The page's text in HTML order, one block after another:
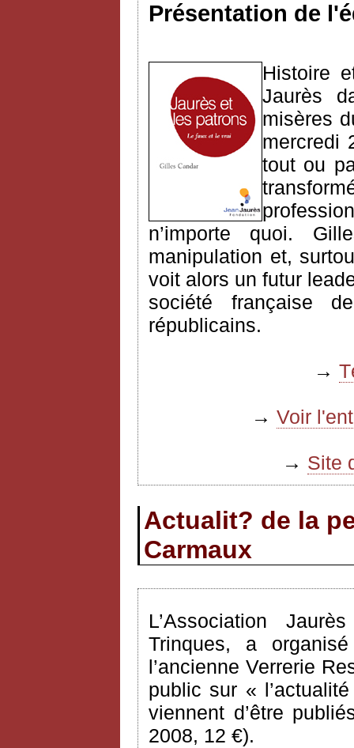
Présentation de
Histoire
Jaurès
misères
mercredi
tout ou
n’importe quoi.
manipulation et,
voit alors un futur
société française
républicains.
→
→ Voir
→ Site
Actualit? de la
Carmaux
L’Association
Trinques, a
l’ancienne Verrerie
public sur «
viennent d’être
2008, 12 €).